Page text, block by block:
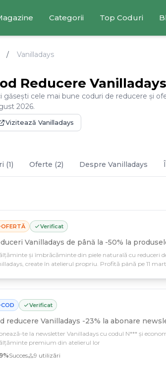
Categorii Top Coduri
/ Vanilladays
Reducere Vanilladays
găsești cele mai bune coduri de reducere și
2026.
Vizitează Vanilladays
(1) Oferte (2) Despre Vanilladays
OFERTĂ Verificat
Vanilladays de până la -50% la
și îmbrăcăminte din piele naturală cu reduceri
create în atelierul propriu. Profită până pe 11
COD Verificat
reducere Vanilladays -23% la abonare
te la newsletter Vanilladays cu codul N*** și
premium din atelierul lor
%Succes 9 utilizări